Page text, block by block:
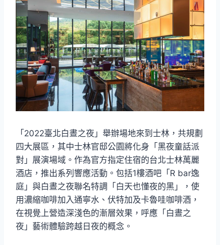
「2022臺北白晝之夜」舉辦場地來到士林，共規劃
四大展區，其中士林官邸公園將化身「黑夜童話派
對」展演場域。作為官方指定住宿的台北士林萬麗
酒店，推出系列響應活動。包括1樓酒吧「R bar逸
庭」與白晝之夜聯名特調「白天也懂夜的黑」，使
用濃縮咖啡加入通寧水、伏特加及卡魯哇咖啡酒，
在視覺上營造深淺色的漸層效果，呼應「白晝之
夜」藝術體驗跨越日夜的概念。